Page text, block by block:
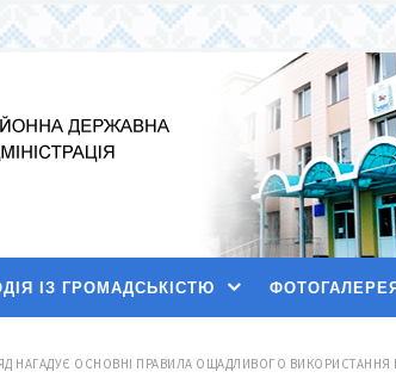
ІЗ ГРОМАДСЬКІСТЮ ФОТОГАЛЕРЕЯ
НАГАДУЄ ОСНОВНІ ПРАВИЛА ОЩАДЛИВОГО ВИКОРИСТАННЯ